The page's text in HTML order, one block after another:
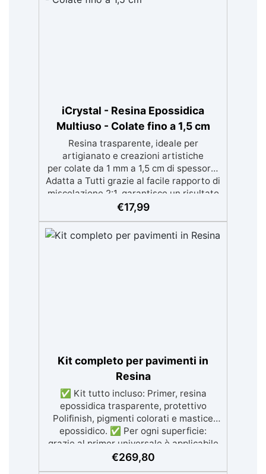
iCrystal - Resina Epossidica
Multiuso - Colate fino a 1,5 cm
Resina trasparente, ideale per
artigianato e creazioni artistiche
per colate da 1 mm a 1,5 cm di spessore.
Adatta a Tutti grazie al facile rapporto di
miscelazione 2:1, garantisce un risultato
senza imperfezioni Bassa viscosità per
legno, silicone, vetro, metallo e altri
materiali. Certificata post-catalisi
€17,99
Kit completo per pavimenti in
Resina
✅ Kit tutto incluso: Primer, resina
epossidica trasparente, protettivo
Polifinish, pigmenti colorati e mastice
epossidico. ✅ Per ogni superficie:
grazie al primer universale è applicabile
sia su calcestruzzo, piastrelle e superfici
€269,80